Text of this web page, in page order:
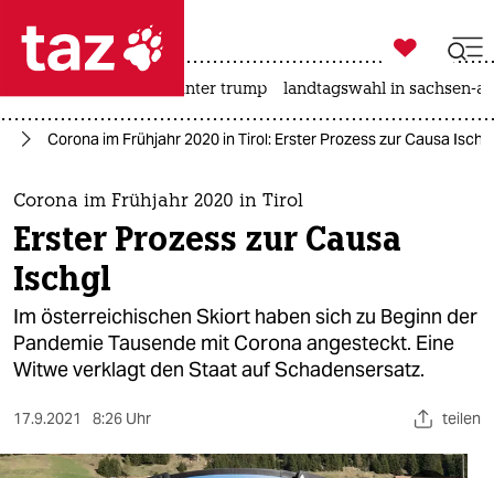
 taz zahl ich
taz zahl ich
themen
politik
öko
gesellschaft
sport

taz zahl ich
usa unter trump landtagswahl in sachsen-
Corona im Frühjahr 2020 in Tirol: Erster Prozess zur Causa Ischgl
Corona im Frühjahr 2020 in Tirol
Erster Prozess zur Causa
Ischgl
Im österreichischen Skiort haben sich zu Beginn der
Pandemie Tausende mit Corona angesteckt. Eine
Witwe verklagt den Staat auf Schadensersatz.
17.9.2021 8:26 Uhr teilen